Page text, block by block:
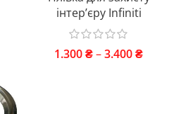
інтер’єру Infiniti
1.300₴–3.400₴